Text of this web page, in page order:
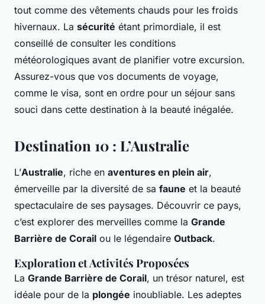
tout comme des vêtements chauds pour les froids
hivernaux. La sécurité étant primordiale, il est
conseillé de consulter les conditions
météorologiques avant de planifier votre excursion.
Assurez-vous que vos documents de voyage,
comme le visa, sont en ordre pour un séjour sans
souci dans cette destination à la beauté inégalée.
Destination 10 : L’Australie
L’Australie, riche en aventures en plein air,
émerveille par la diversité de sa faune et la beauté
spectaculaire de ses paysages. Découvrir ce pays,
c’est explorer des merveilles comme la Grande
Barrière de Corail ou le légendaire Outback.
Exploration et Activités Proposées
La Grande Barrière de Corail, un trésor naturel, est
idéale pour de la plongée inoubliable. Les adeptes